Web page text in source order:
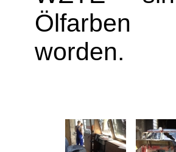
Ölfarben
worden.